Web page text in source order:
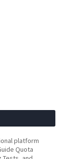
platform
Quota